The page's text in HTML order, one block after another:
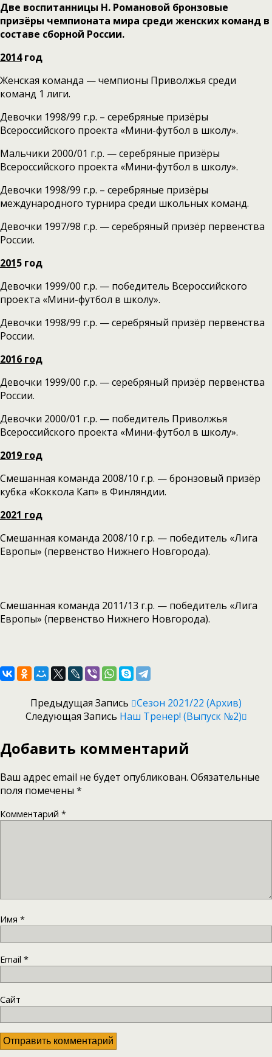
Две воспитанницы Н. Романовой бронзовые
призёры чемпионата мира среди женских команд в
составе сборной России.
2014год
Женская команда — чемпионы Приволжья среди
команд 1 лиги.
Девочки 1998/99 г.р. – серебряные призёры
Всероссийского проекта «Мини-футбол в школу».
Мальчики 2000/01 г.р. — серебряные призёры
Всероссийского проекта «Мини-футбол в школу».
Девочки 1998/99 г.р. – серебряные призёры
международного турнира среди школьных команд.
Девочки 1997/98 г.р. — серебряный призёр первенства
России.
2015 год
Девочки 1999/00 г.р. — победитель Всероссийского
проекта «Мини-футбол в школу».
Девочки 1998/99 г.р. — серебряный призёр первенства
России.
2016 год
Девочки 1999/00 г.р. — серебряный призёр первенства
России.
Девочки 2000/01 г.р. — победитель Приволжья
Всероссийского проекта «Мини-футбол в школу».
2019 год
Смешанная команда 2008/10 г.р. — бронзовый призёр
кубка «Коккола Кап» в Финляндии.
2021 год
Смешанная команда 2008/10 г.р. — победитель «Лига
Европы» (первенство Нижнего Новгорода).
Смешанная команда 2011/13 г.р. — победитель «Лига
Европы» (первенство Нижнего Новгорода).
Предыдущая Запись
Сезон 2021/22 (архив)
Следующая Запись Наш Тренер! (выпуск №2)
Добавить комментарий
Ваш адрес email не будет опубликован. Обязательные
поля помечены *
Комментарий *
Имя *
Email *
Сайт